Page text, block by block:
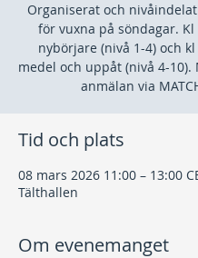
Organiserat och
för vuxna på söndagar. Kl
nybörjare (nivå 1-4) och
medel och uppåt (nivå 4-10).
anmälan via
Tid och plats
08 mars 2026 11:00 – 13:00
Tälthallen
Om evenemanget